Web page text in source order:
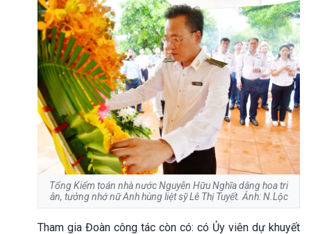
Tổng Kiểm toán nhà nước Nguyễn Hữu Nghĩa dâng hoa tri
ân, tưởng nhớ nữ Anh hùng liệt sỹ Lê Thị Tuyết. Ảnh: N.Lộc
Tham gia Đoàn công tác còn có: có Ủy viên dự khuyết